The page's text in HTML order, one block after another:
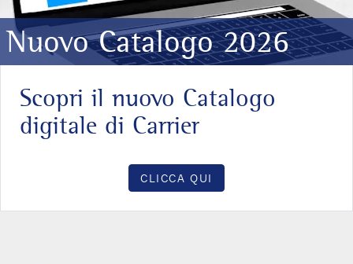
Nuovo Catalogo 2026
Scopri il nuovo Catalogo
digitale di Carrier
CLICCA QUI